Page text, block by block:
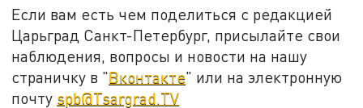
Если вам есть чем поделиться с редакцией
Царьград Санкт-Петербург, присылайте свои
наблюдения, вопросы и новости на нашу
страничку в "Вконтакте" или на электронную
почту spb@Tsargrad.TV